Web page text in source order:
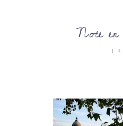
Note
{